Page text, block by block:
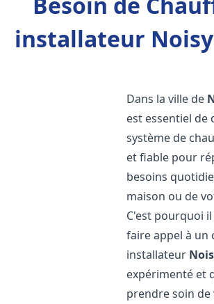
installateur Noisy
Dans la ville de
est essentiel de
système de
et fiable pour
besoins
maison ou de
C'est pourquoi
faire appel à un
installateur
expérimenté et
prendre soin de